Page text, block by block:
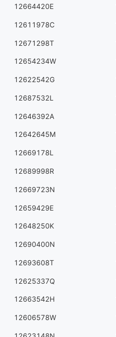
12664420E
12611978C
12671298T
12654234W
12622542G
12687532L
12646392A
12642645M
12669178L
12689998R
12669723N
12659429E
12648250K
12690400N
12693608T
12625337Q
12663542H
12606578W